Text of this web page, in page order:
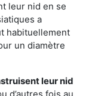
leur nid en se
a
habituellement
un diamètre
leur nid